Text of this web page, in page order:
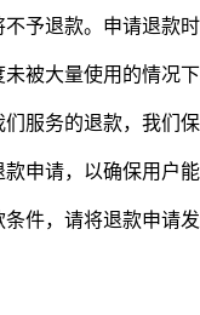
予退款。申请退款
被大量使用的情况
服务的退款，我们
申请，以确保用户
条件，请将退款申请